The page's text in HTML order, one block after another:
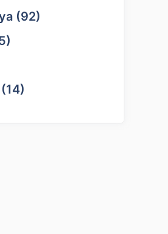
(92)
(14)